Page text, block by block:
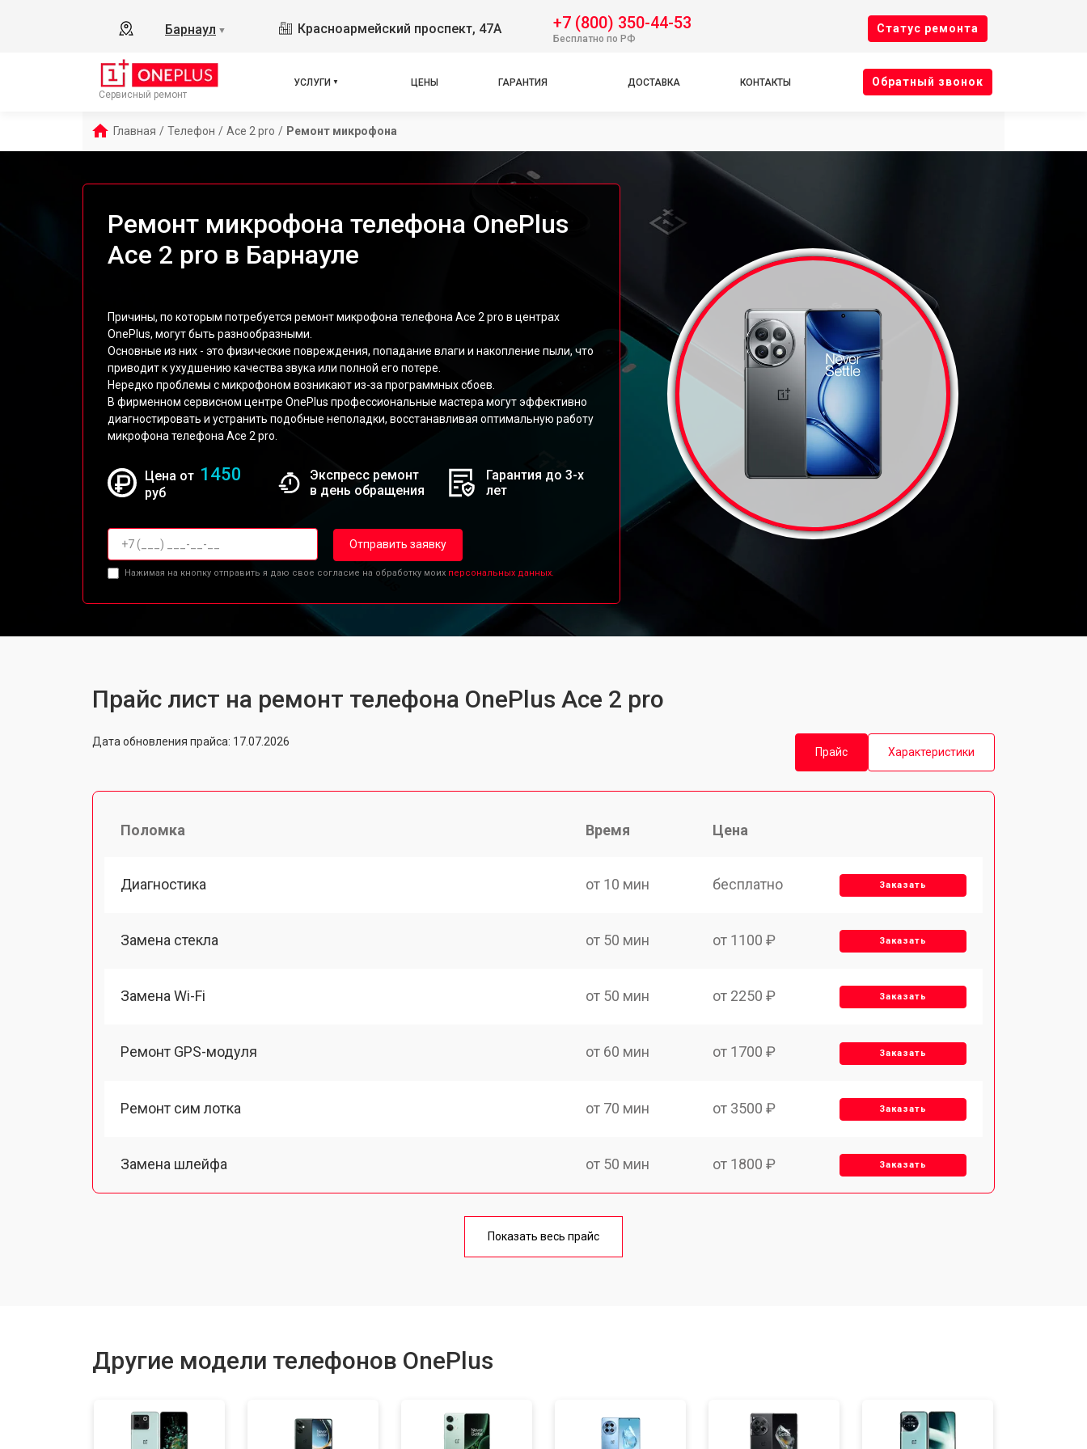
Барнаул ▼ Красноармейский проспект, 47А +7 (800) 350-44-53
Бесплатно по РФ
Cтатус ремонта
Сервисный ремонт
УСЛУГИ ЦЕНЫ ГАРАНТИЯ ДОСТАВКА КОНТАКТЫ Oбратный звонок
Главная / Телефон / Ace 2 pro / Ремонт микрофона
Ремонт микрофона телефона OnePlus
Ace 2 pro в Барнауле
Причины, по которым потребуется ремонт микрофона телефона Ace 2 pro в центрах
OnePlus, могут быть разнообразными.
Основные из них - это физические повреждения, попадание влаги и накопление пыли, что
приводит к ухудшению качества звука или полной его потере.
Нередко проблемы с микрофоном возникают из-за программных сбоев.
В фирменном сервисном центре OnePlus профессиональные мастера могут эффективно
диагностировать и устранить подобные неполадки, восстанавливая оптимальную работу
микрофона телефона Ace 2 pro.
Цена от 1450
руб
Экспресс ремонт
в день обращения
Гарантия до 3-х
лет
Отправить заявку
Нажимая на кнопку отправить я даю свое согласие на обработку моих персональных данных.
Прайс лист на ремонт телефона OnePlus Ace 2 pro
Дата обновления прайса: 17.07.2026
Прайс
Характеристики
Поломка Время Цена
Диагностика от 10 мин бесплатно Заказать
Замена стекла от 50 мин от 1100 ₽ Заказать
Замена Wi-Fi от 50 мин от 2250 ₽ Заказать
Ремонт GPS-модуля от 60 мин от 1700 ₽ Заказать
Ремонт сим лотка от 70 мин от 3500 ₽ Заказать
Замена шлейфа от 50 мин от 1800 ₽ Заказать
от 70 мин
Замена дисплея (экрана) от 80 мин от 2700 ₽ Заказать
Показать весь прайс
Другие модели телефонов OnePlus